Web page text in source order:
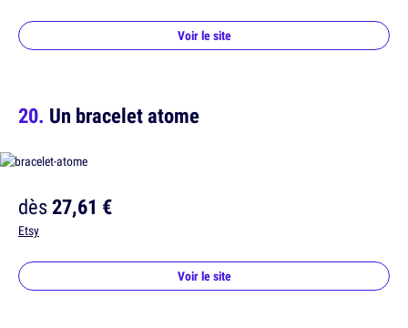
Voir le site
Un bracelet atome
dès27,61 €
Etsy
Voir le site